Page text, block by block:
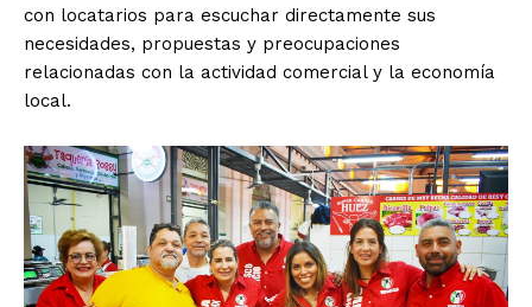
con locatarios para escuchar directamente sus
necesidades, propuestas y preocupaciones
relacionadas con la actividad comercial y la economía
local.